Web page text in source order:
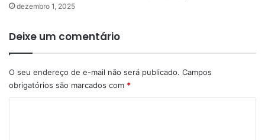
dezembro 1, 2025
Deixe um comentário
O seu endereço de e-mail não será publicado. Campos
obrigatórios são marcados com *